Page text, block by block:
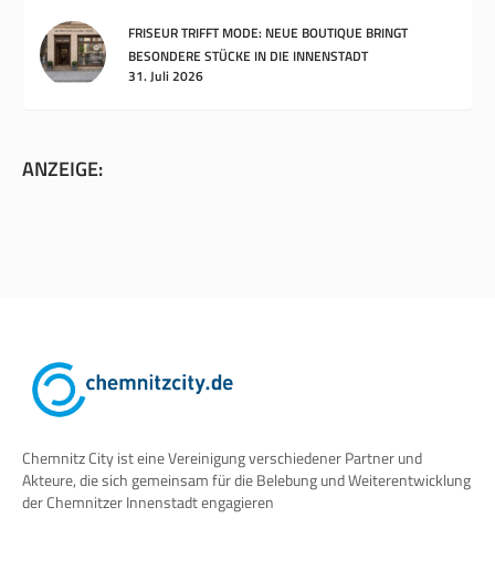
FRISEUR TRIFFT MODE: NEUE BOUTIQUE BRINGT
BESONDERE STÜCKE IN DIE INNENSTADT
31. Juli 2026
ANZEIGE:
Chemnitz City ist eine Vereinigung verschiedener Partner und
Akteure, die sich gemeinsam für die Belebung und Weiterentwicklung
der Chemnitzer Innenstadt engagieren